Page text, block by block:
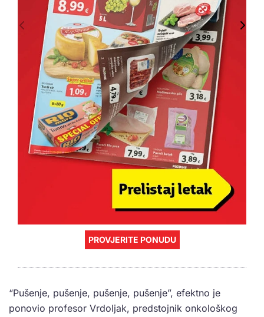
PROVJERITE PONUDU
“Pušenje, pušenje, pušenje, pušenje”, efektno je
ponovio profesor Vrdoljak, predstojnik onkološkog